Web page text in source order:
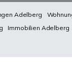
Adelberg
Immobilien Adelberg